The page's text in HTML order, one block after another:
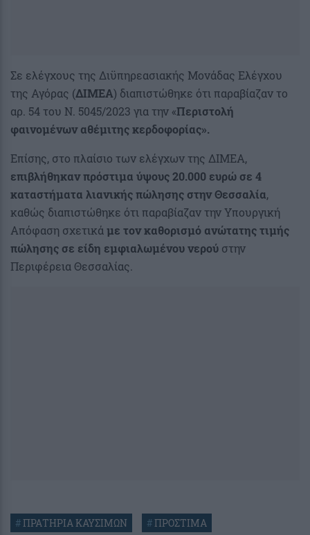
Σε ελέγχους της Διϋπηρεασιακής Μονάδας Ελέγχου
της Αγόρας (ΔΙΜΕΑ) διαπιστώθηκε ότι παραβίαζαν το
αρ. 54 του Ν. 5045/2023 για την «Περιστολή
φαινομένων αθέμιτης κερδοφορίας».
Επίσης, στο πλαίσιο των ελέγχων της ΔΙΜΕΑ,
επιβλήθηκαν πρόστιμα ύψους 20.000 ευρώ σε 4
καταστήματα λιανικής πώλησης στην Θεσσαλία,
καθώς διαπιστώθηκε ότι παραβίαζαν την Υπουργική
Απόφαση σχετικά με τον καθορισμό ανώτατης τιμής
πώλησης σε είδη εμφιαλωμένου νερού στην
Περιφέρεια Θεσσαλίας.
#ΠΡΑΤΗΡΙΑ ΚΑΥΣΙΜΩΝ #ΠΡΟΣΤΙΜΑ